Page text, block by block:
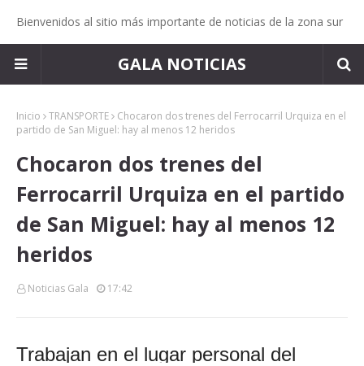
Bienvenidos al sitio más importante de noticias de la zona sur
GALA NOTICIAS
Inicio TRANSPORTE
Chocaron dos trenes del Ferrocarril Urquiza en el
partido de San Miguel: hay al menos 12 heridos
Chocaron dos trenes del
Ferrocarril Urquiza en el partido
de San Miguel: hay al menos 12
heridos
Noticias Gala 17:42
Trabajan en el lugar personal del